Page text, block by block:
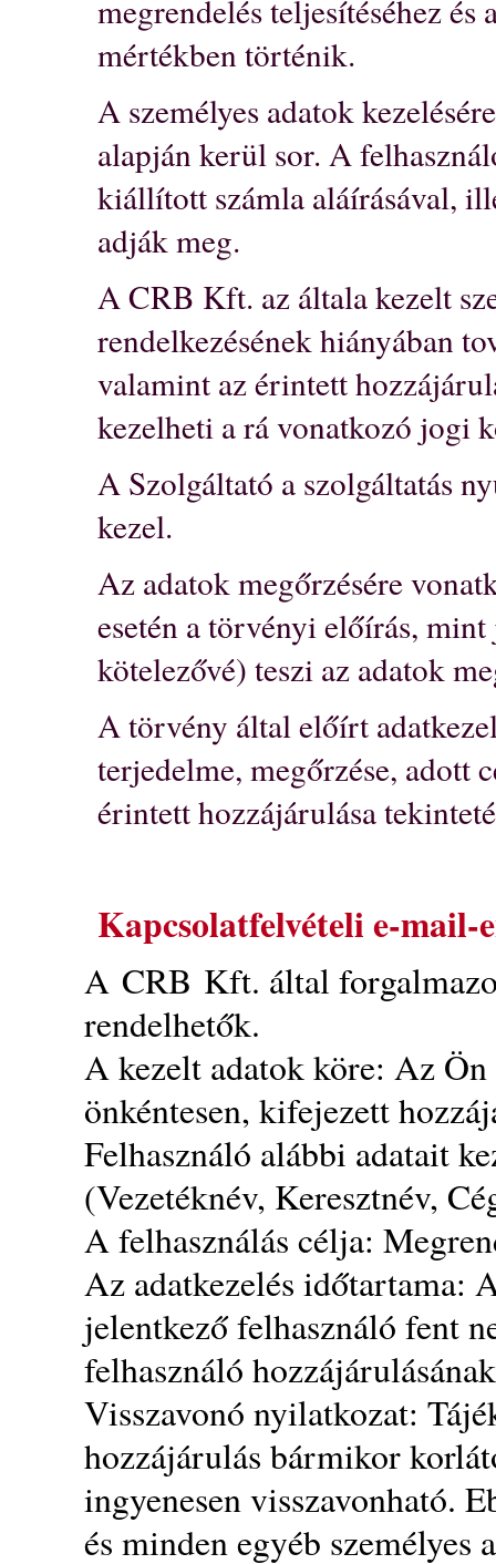
megrendelés teljesítéséhez és
mértékben történik.
A személyes adatok
alapján kerül sor. A
kiállított számla aláírásával,
adják meg.
A CRB Kft. az általa kezelt
rendelkezésének hiányában
valamint az érintett
kezelheti a rá vonatkozó jogi
A Szolgáltató a szolgáltatás
kezel.
Az adatok megőrzésére
esetén a törvényi előírás,
kötelezővé) teszi az adatok
A törvény által előírt
terjedelme, megőrzése, adott
érintett hozzájárulása
Kapcsolatfelvételi e-mail-
A CRB Kft. által
rendelhetők.
A kezelt adatok köre: Az
önkéntesen, kifejezett
Felhasználó alábbi adatait
(Vezetéknév, Keresztnév,
A felhasználás célja:
Az adatkezelés időtartama:
jelentkező felhasználó fent
felhasználó
Visszavonó nyilatkozat:
hozzájárulás bármikor
ingyenesen visszavonható.
és minden egyéb személyes